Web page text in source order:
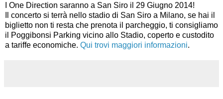
I One Direction saranno a San Siro il 29 Giugno 2014!
Il concerto si terrà nello stadio di San Siro a Milano, se hai il
biglietto non ti resta che prenota il parcheggio, ti consigliamo
il Poggibonsi Parking vicino allo Stadio, coperto e custodito
a tariffe economiche. Qui trovi maggiori informazioni.